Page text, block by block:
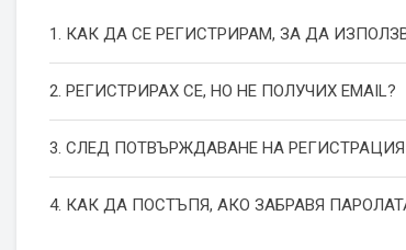
1. КАК ДА СЕ РЕГИСТРИРАМ, ЗА ДА
2. РЕГИСТРИРАХ СЕ, НО НЕ ПОЛУЧИХ EMAIL?
3. СЛЕД ПОТВЪРЖДАВАНЕ НА
4. КАК ДА ПОСТЪПЯ, АКО ЗАБРАВЯ